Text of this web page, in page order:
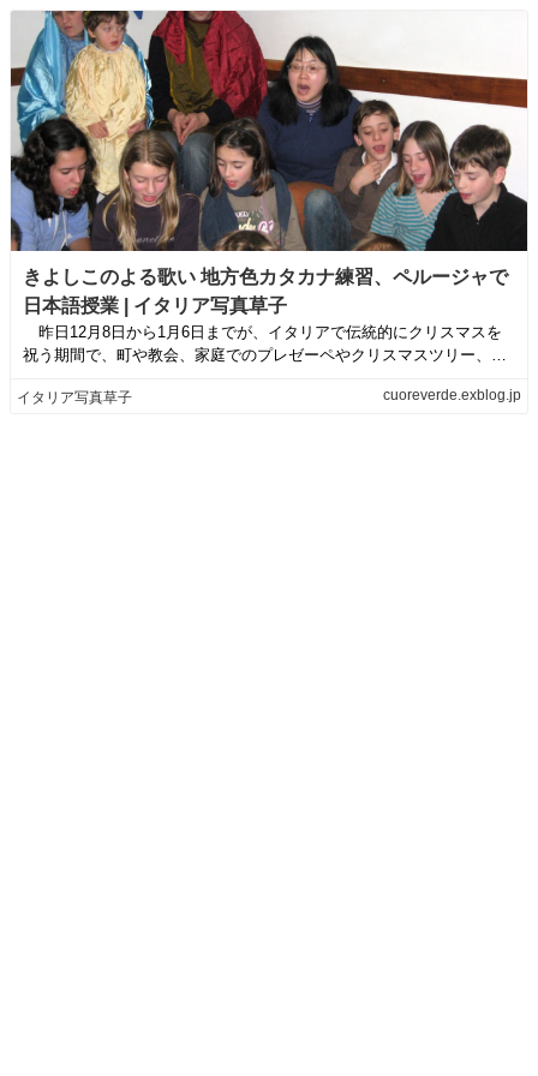
きよしこのよる歌い 地方色カタカナ練習、ペルージャで
日本語授業 | イタリア写真草子
昨日12月8日から1月6日までが、イタリアで伝統的にクリスマスを
祝う期間で、町や教会、家庭でのプレゼーペやクリスマスツリー、イ
イタリア写真草子 cuoreverde.exblog.jp